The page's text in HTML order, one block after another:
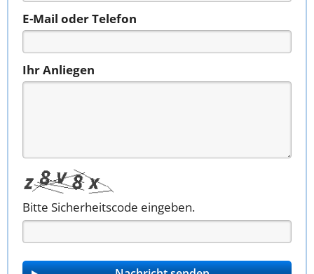
E-Mail oder Telefon
Ihr Anliegen
Bitte Sicherheitscode eingeben.